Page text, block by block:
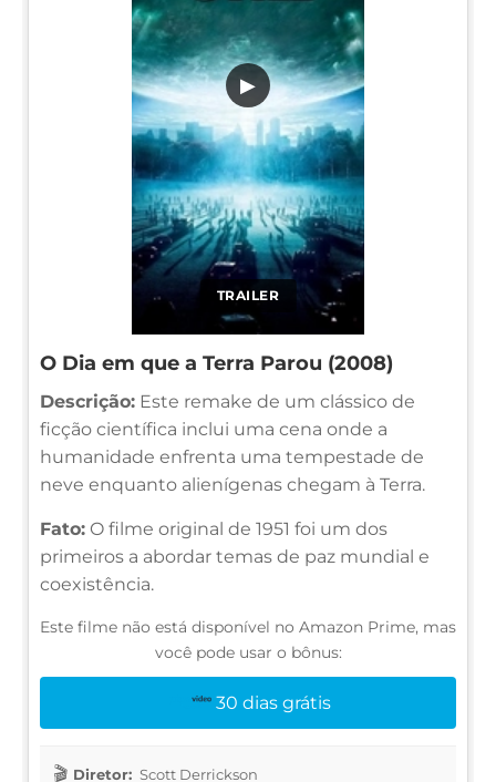
TRAILER
▶
O Dia em que a Terra Parou (2008)
Descrição: Este remake de um clássico de
ficção científica inclui uma cena onde a
humanidade enfrenta uma tempestade de
neve enquanto alienígenas chegam à Terra.
Fato: O filme original de 1951 foi um dos
primeiros a abordar temas de paz mundial e
coexistência.
Este filme não está disponível no Amazon Prime, mas
você pode usar o bônus:
30 dias grátis
Diretor: Scott Derrickson